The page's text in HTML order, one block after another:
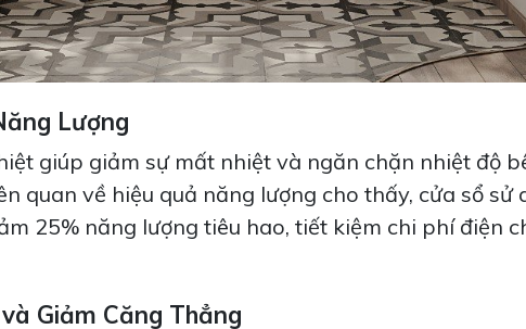
Lượng
giúp giảm sự mất nhiệt và ngăn chặn nhiệt độ
quan về hiệu quả năng lượng cho thấy, cửa sổ sử
25% năng lượng tiêu hao, tiết kiệm chi phí điện
Giảm Căng Thẳng